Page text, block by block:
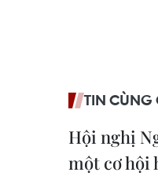
TIN CÙNG
Hội nghị
một cơ hội